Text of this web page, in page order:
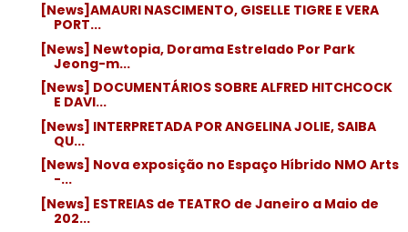
[News]AMAURI NASCIMENTO, GISELLE TIGRE E VERA
PORT...
[News] Newtopia, Dorama Estrelado Por Park
Jeong-m...
[News] DOCUMENTÁRIOS SOBRE ALFRED HITCHCOCK
E DAVI...
[News] INTERPRETADA POR ANGELINA JOLIE, SAIBA
QU...
[News] Nova exposição no Espaço Híbrido NMO Arts
-...
[News] ESTREIAS de TEATRO de Janeiro a Maio de
202...